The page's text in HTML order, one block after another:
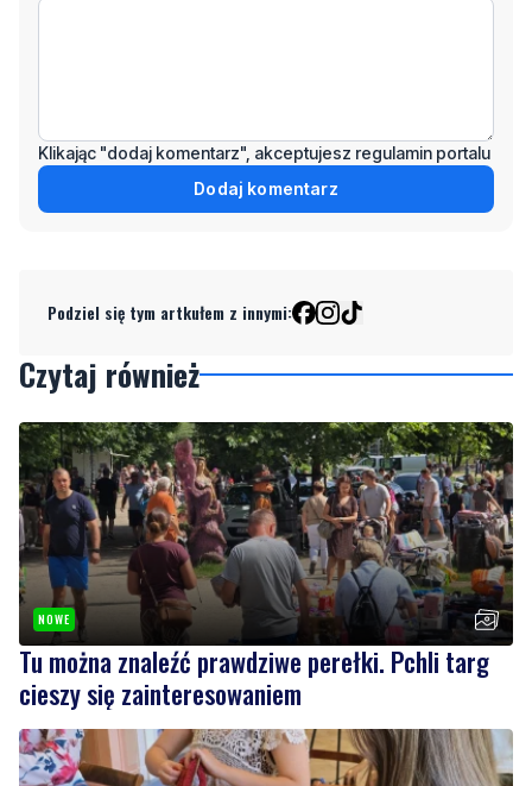
NOWE
Tu można znaleźć prawdziwe perełki. Pchli targ
cieszy się zainteresowaniem